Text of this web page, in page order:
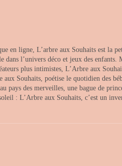
en ligne, L’arbre aux Souhaits est la
dans l’univers déco et jeux des
plus intimistes, L’Arbre aux
Souhaits, poétise le quotidien des
pays des merveilles, une bague de
: L’Arbre aux Souhaits, c’est un